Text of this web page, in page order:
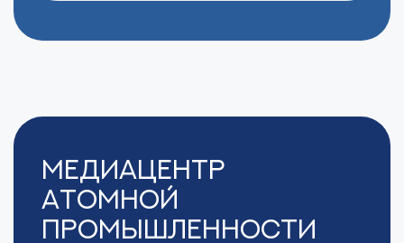
Медиацентр
Атомной
Промышленности